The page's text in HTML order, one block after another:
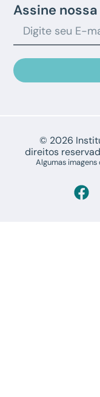
Assine
© 2026
direitos
Algumas